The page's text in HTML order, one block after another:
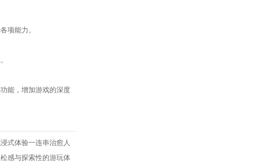
项能力。
能，增加游戏的深度
式体验一连串治愈人
感与探索性的游玩体